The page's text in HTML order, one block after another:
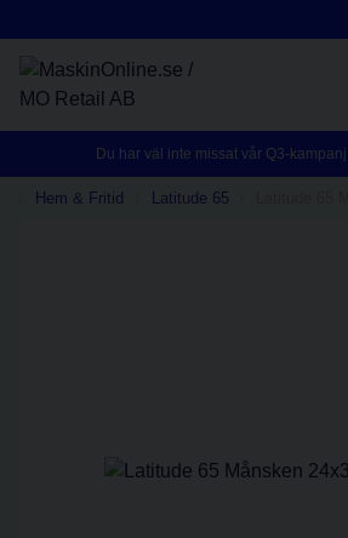
Du har väl inte missat vår Q3-
Hem & Fritid Latitude 65